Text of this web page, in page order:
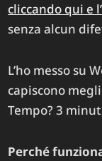
cliccando qui e
senza alcun
L’ho messo su
capiscono
Tempo? 3
Perché